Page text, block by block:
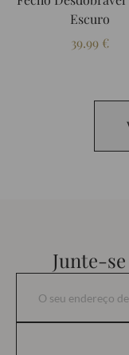
Escuro
39.99 €
Junte-